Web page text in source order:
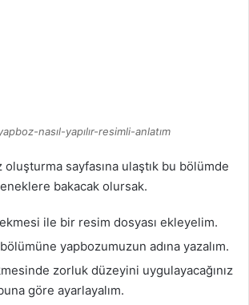
nasıl-yapılır-resimli-anlatım
oluşturma sayfasına ulaştık bu bölümde
bakacak olursak.
ile bir resim dosyası ekleyelim.
yapbozumuzun adına yazalım.
zorluk düzeyini uygulayacağınız
göre ayarlayalım.